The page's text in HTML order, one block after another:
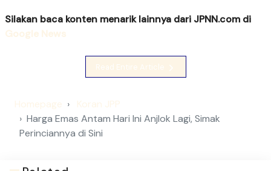
Silakan baca konten menarik lainnya dari JPNN.com di
Google News
Read Entire Article
Homepage
Koran JPP
Harga Emas Antam Hari Ini Anjlok Lagi, Simak
Perinciannya di Sini